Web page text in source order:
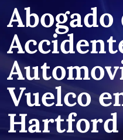
Abogado
Vuelco
Hartford